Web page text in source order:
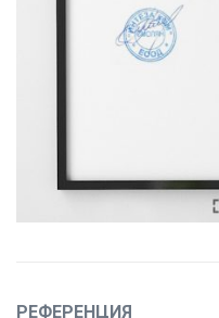
РЕФЕРЕНЦИЯ